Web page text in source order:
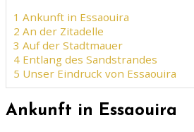
1 Ankunft in Essaouira
2 An der Zitadelle
3 Auf der Stadtmauer
4 Entlang des Sandstrandes
5 Unser Eindruck von Essaouira
Ankunft in Essaouira